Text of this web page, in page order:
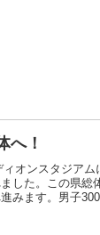
へ！
ィオンスタジア
した。この県総
みます。男子